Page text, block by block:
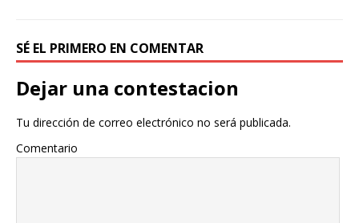
SÉ EL PRIMERO EN COMENTAR
Dejar una contestacion
Tu dirección de correo electrónico no será publicada.
Comentario